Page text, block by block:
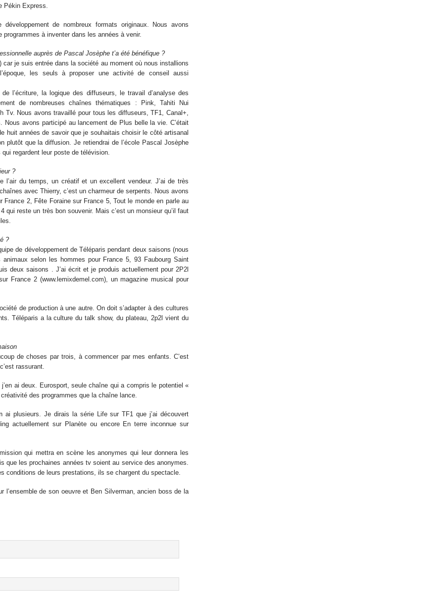
Pékin Express.
de nombreux formats originaux. Nous avons
programmes à inventer dans les années à venir.
auprès de Pascal Josèphe t’a été bénéfique ?
car je suis entrée dans la société au moment où nous installions
les seuls à proposer une activité de conseil aussi
l’écriture, la logique des diffuseurs, le travail d’analyse des
de nombreuses chaînes thématiques : Pink, Tahiti Nui
Tv. Nous avons travaillé pour tous les diffuseurs, TF1, Canal+,
Nous avons participé au lancement de Plus belle la vie. C’était
huit années de savoir que je souhaitais choisir le côté artisanal
plutôt que la diffusion. Je retiendrai de l’école Pascal Josèphe
regardent leur poste de télévision.
?
l’air du temps, un créatif et un excellent vendeur. J’ai de très
avec Thierry, c’est un charmeur de serpents. Nous avons
France 2, Fête Foraine sur France 5, Tout le monde en parle au
qui reste un très bon souvenir. Mais c’est un monsieur qu’il faut
?
de développement de Téléparis pendant deux saisons (nous
selon les hommes pour France 5, 93 Faubourg Saint
deux saisons . J’ai écrit et je produis actuellement pour 2P2l
France 2 (www.lemixdemel.com), un magazine musical pour
de production à une autre. On doit s’adapter à des cultures
Téléparis a la culture du talk show, du plateau, 2p2l vient du
de choses par trois, à commencer par mes enfants. C’est
rassurant.
j’en ai deux. Eurosport, seule chaîne qui a compris le potentiel «
des programmes que la chaîne lance.
ai plusieurs. Je dirais la série Life sur TF1 que j’ai découvert
actuellement sur Planète ou encore En terre inconnue sur
qui mettra en scène les anonymes qui leur donnera les
que les prochaines années tv soient au service des anonymes.
conditions de leurs prestations, ils se chargent du spectacle.
l’ensemble de son oeuvre et Ben Silverman, ancien boss de la